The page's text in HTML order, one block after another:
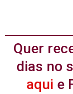
Quer
dias no
aqui e